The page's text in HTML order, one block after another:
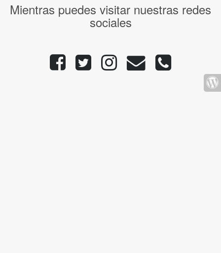
Mientras puedes visitar nuestras redes
sociales